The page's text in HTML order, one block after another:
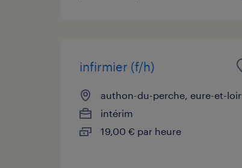
infirmier (f/h)
authon-du-perche, eure-et-loir
intérim
19,00 € par heure